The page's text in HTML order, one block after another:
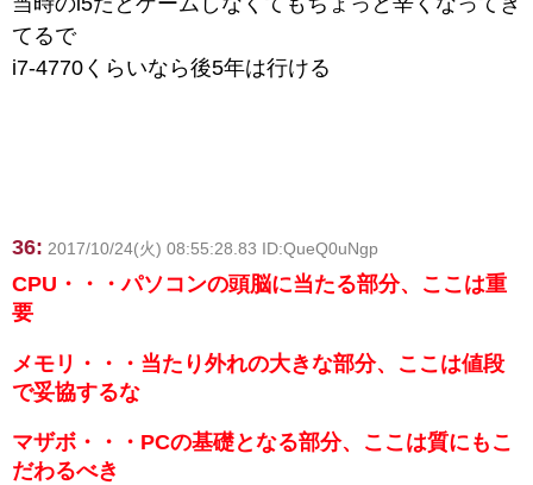
てるで
i7-4770くらいなら後5年は行ける
36: 2017/10/24(火) 08:55:28.83 ID:QueQ0uNgp
CPU・・・パソコンの頭脳に当たる部分、ここは重
要
メモリ・・・当たり外れの大きな部分、ここは値段
で妥協するな
マザボ・・・PCの基礎となる部分、ここは質にもこ
だわるべき